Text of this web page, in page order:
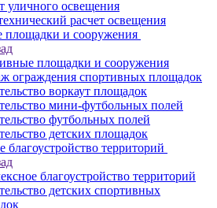
уличного освещения
расчет освещения
площадки и сооружения
площадки и сооружения
ограждения спортивных площадок
воркаут площадок
мини-футбольных полей
футбольных полей
детских площадок
благоустройство территорий
благоустройство территорий
детских спортивных